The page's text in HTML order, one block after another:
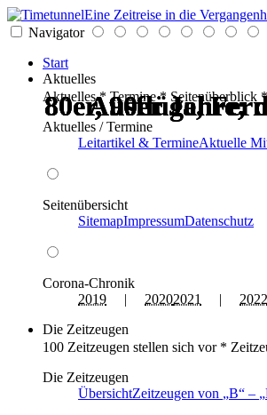
Eine Zeitreise in die
Navigator
Start
Aktuelles
Aktuelles * Termine * Seitenüberblick
Aktuelles / Termine
Leitartikel & TermineAktuelle
Seitenübersicht
SitemapImpressumDatenschutz
Corona-Chronik
2019 | 20202021 | 2022
Die Zeitzeugen
100 Zeitzeugen stellen sich vor *
Die Zeitzeugen
ÜbersichtZeitzeugen von B –
80er, 90er Jahre;
Ausflüge,
80er, 90er Jahre;
80er, 90er Jahre;
Ausflüge,
80er, 90er Jahre;